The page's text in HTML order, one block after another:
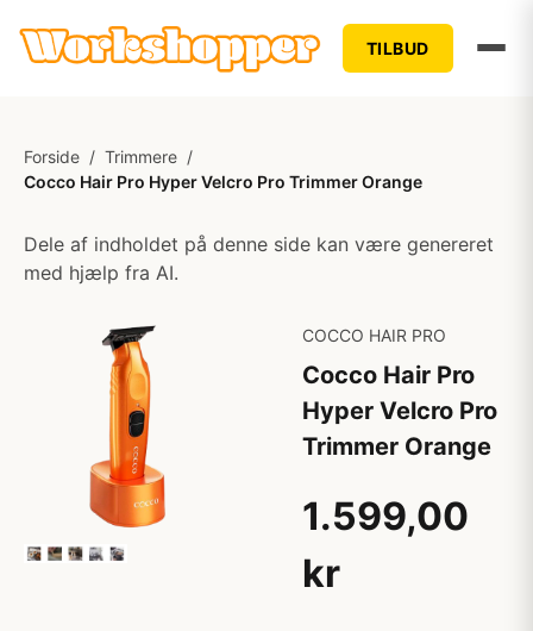
TILBUD
Forside / Trimmere /
Cocco Hair Pro Hyper Velcro Pro Trimmer Orange
Dele af indholdet på denne side kan være genereret
med hjælp fra AI.
COCCO HAIR PRO
Cocco Hair Pro
Hyper Velcro Pro
Trimmer Orange
1.599,00
kr